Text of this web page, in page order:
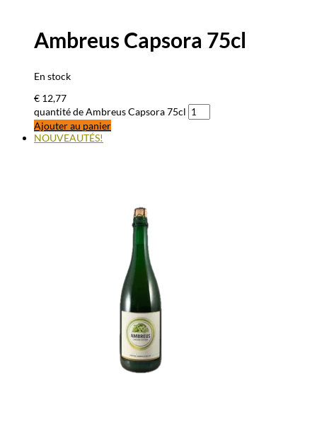
Ambreus Capsora 75cl
En stock
€ 12,77
quantité de Ambreus Capsora 75cl
Ajouter au panier
NOUVEAUTÉS!